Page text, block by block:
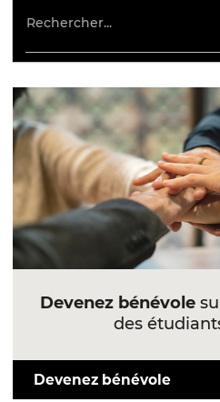
Devenez bénévole
des
Devenez bénévole